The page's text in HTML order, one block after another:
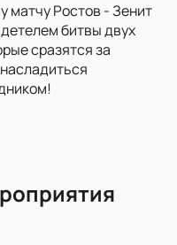
матчу Ростов - Зенит
битвы двух
сразятся за